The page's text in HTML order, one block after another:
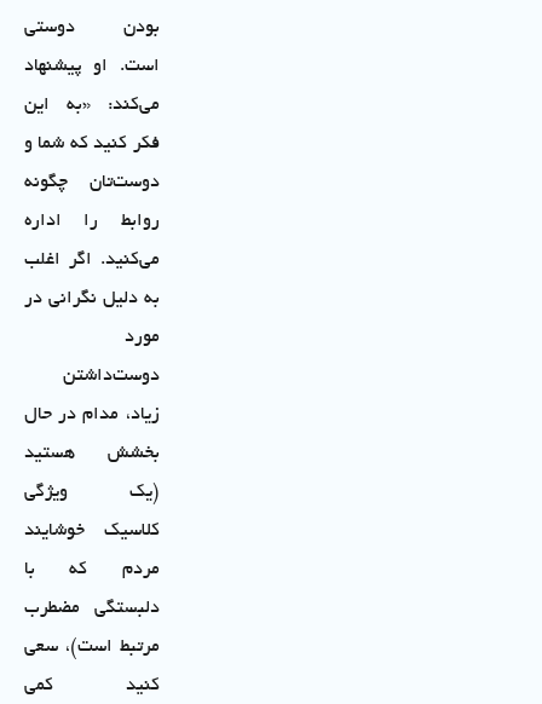
بودن دوستی
است. او پیشنهاد
می‌کند: «به این
فکر کنید که شما و
دوست‌تان چگونه
روابط را اداره
می‌کنید. اگر اغلب
به دلیل نگرانی در
مورد
دوست‌داشتن
زیاد، مدام در حال
بخشش هستید
(یک ویژگی
کلاسیک خوشایند
مردم که با
دلبستگی مضطرب
مرتبط است)، سعی
کنید کمی